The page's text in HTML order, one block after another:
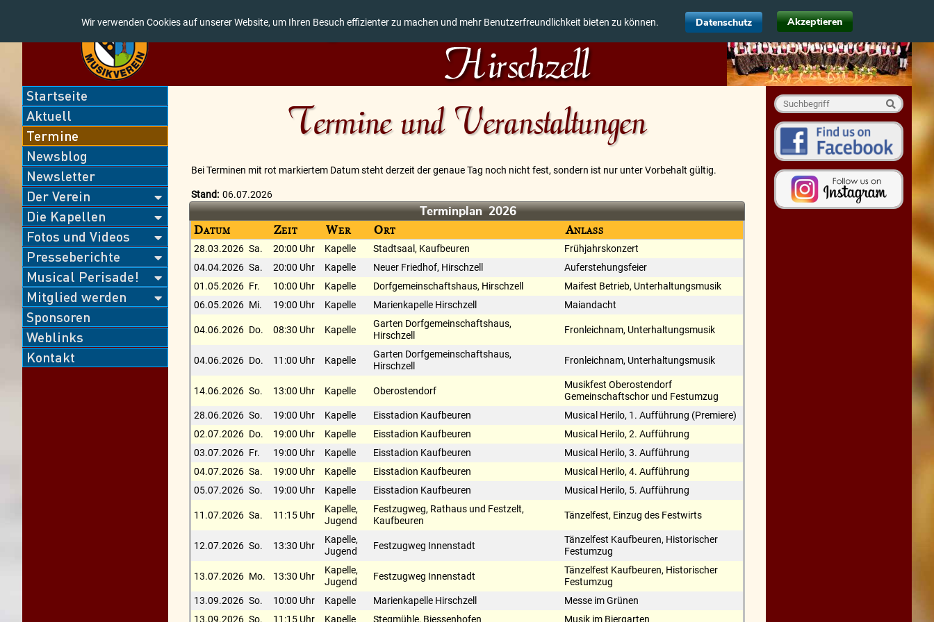
Termine und Veranstaltungen
Bei Terminen mit rot markiertem Datum steht derzeit der genaue Tag noch nicht fest, sondern ist nur unter Vorbehalt gültig.
Stand: 06.07.2026
Terminplan
Datum Zeit Wer Ort Anlass
2026
28.03.2026 Sa. 20:00 Uhr Kapelle Stadtsaal, Kaufbeuren
Frühjahrskonzert
04.04.2026 Sa. 20:00 Uhr Kapelle Neuer Friedhof, Hirschzell
Auferstehungsfeier
01.05.2026 Fr. 10:00 Uhr Kapelle Dorfgemeinschaftshaus, Hirschzell
Maifest Betrieb, Unterhaltungsmusik
06.05.2026 Mi. 19:00 Uhr Kapelle Marienkapelle Hirschzell Maiandacht
04.06.2026 Do. 08:30 Uhr Kapelle
Garten Dorfgemeinschaftshaus,
Hirschzell
Fronleichnam, Unterhaltungsmusik
04.06.2026 Do. 11:00 Uhr Kapelle
Garten Dorfgemeinschaftshaus,
Hirschzell
Fronleichnam, Unterhaltungsmusik
14.06.2026 So. 13:00 Uhr Kapelle Oberostendorf
Musikfest Oberostendorf
Gemeinschaftschor und Festumzug
28.06.2026 So. 19:00 Uhr Kapelle Eisstadion Kaufbeuren
Musical Herilo, 1. Aufführung (Premiere)
02.07.2026 Do. 19:00 Uhr Kapelle Eisstadion Kaufbeuren
Musical Herilo, 2. Aufführung
03.07.2026 Fr. 19:00 Uhr Kapelle Eisstadion Kaufbeuren
Musical Herilo, 3. Aufführung
04.07.2026 Sa. 19:00 Uhr Kapelle Eisstadion Kaufbeuren
Musical Herilo, 4. Aufführung
05.07.2026 So. 19:00 Uhr Kapelle Eisstadion Kaufbeuren Musical Herilo, 5. Aufführung
11.07.2026 Sa. 11:15 Uhr
Kapelle,
Jugend
Festzugweg, Rathaus und Festzelt,
Kaufbeuren
Tänzelfest, Einzug des Festwirts
12.07.2026 So. 13:30 Uhr
Kapelle,
Jugend
Festzugweg Innenstadt
Tänzelfest Kaufbeuren, Historischer
Festumzug
13.07.2026 Mo. 13:30 Uhr
Kapelle,
Jugend
Festzugweg Innenstadt
Tänzelfest Kaufbeuren, Historischer
Festumzug
13.09.2026 So. 10:00 Uhr Kapelle Marienkapelle Hirschzell
Messe im Grünen
13.09.2026 So. 11:15 Uhr Kapelle Stegmühle, Biessenhofen Musik im Biergarten
Navigation
überspringen
Startseite
Aktuell
Termine
Newsblog
Newsletter
Der Verein
Die Kapellen
Fotos und Videos
Presseberichte
Musical Perisade!
Mitglied werden
Sponsoren
Weblinks
Kontakt
Wir verwenden Cookies auf unserer Website, um Ihren Besuch effizienter zu machen und mehr Benutzerfreundlichkeit bieten zu können. Datenschutz Akzeptieren